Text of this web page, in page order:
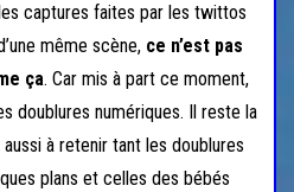
captures faites par les twittos
même scène, ce n’est pas
ça. Car mis à part ce moment,
doublures numériques. Il reste la
à retenir tant les doublures
plans et celles des bébés